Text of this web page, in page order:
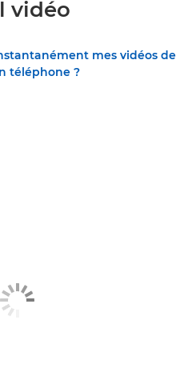
vidéo
mes vidéos de
téléphone ?